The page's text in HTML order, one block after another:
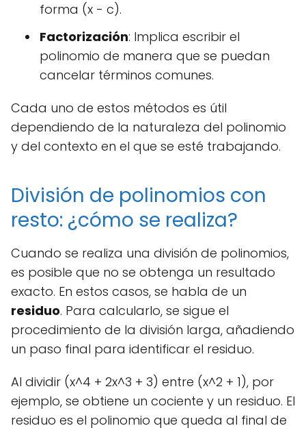
forma (x - c).
Factorización: Implica escribir el
polinomio de manera que se puedan
cancelar términos comunes.
Cada uno de estos métodos es útil
dependiendo de la naturaleza del polinomio
y del contexto en el que se esté trabajando.
División de polinomios con
resto: ¿cómo se realiza?
Cuando se realiza una división de polinomios,
es posible que no se obtenga un resultado
exacto. En estos casos, se habla de un
residuo. Para calcularlo, se sigue el
procedimiento de la división larga, añadiendo
un paso final para identificar el residuo.
Al dividir (x^4 + 2x^3 + 3) entre (x^2 + 1), por
ejemplo, se obtiene un cociente y un residuo. El
residuo es el polinomio que queda al final de